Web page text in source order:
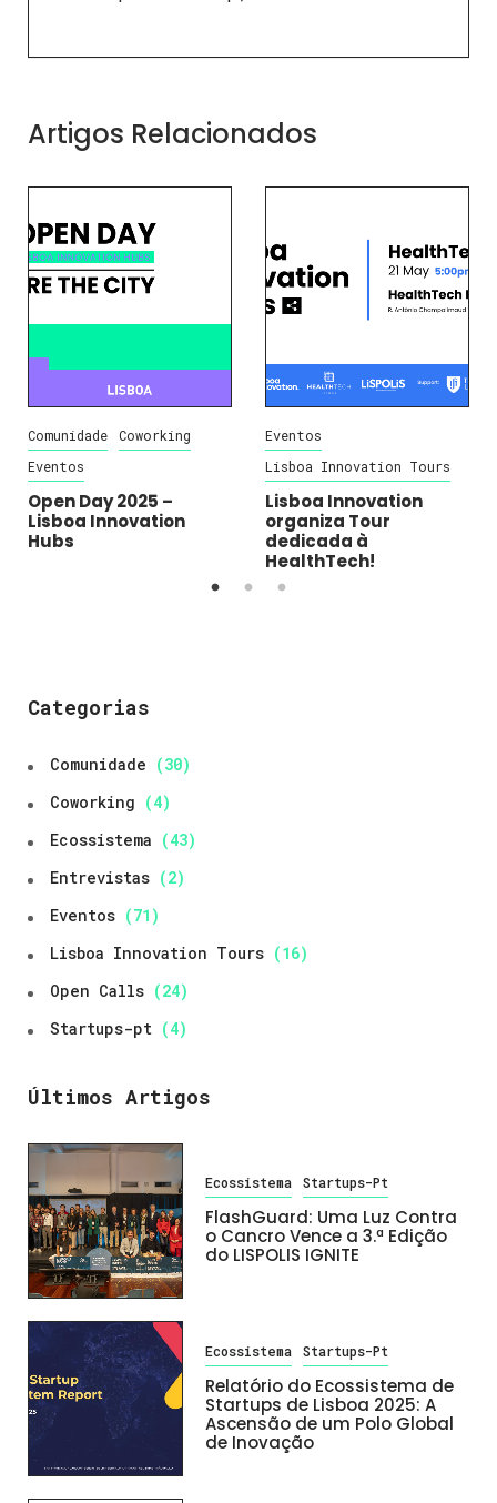
Artigos Relacionados
Comunidade
Coworking
Eventos
Open Day 2025 –
Lisboa Innovation
Hubs
Eventos
Lisboa Innovation Tours
Lisboa Innovation
organiza Tour
dedicada à
HealthTech!
Categorias
Comunidade (30)
Coworking (4)
Ecossistema (43)
Entrevistas (2)
Eventos (71)
Lisboa Innovation Tours (16)
Open Calls (24)
Startups-pt (4)
Últimos Artigos
Ecossistema Startups-Pt
FlashGuard: Uma Luz Contra
o Cancro Vence a 3.ª Edição
do LISPOLIS IGNITE
Ecossistema Startups-Pt
Relatório do Ecossistema de
Startups de Lisboa 2025: A
Ascensão de um Polo Global
de Inovação